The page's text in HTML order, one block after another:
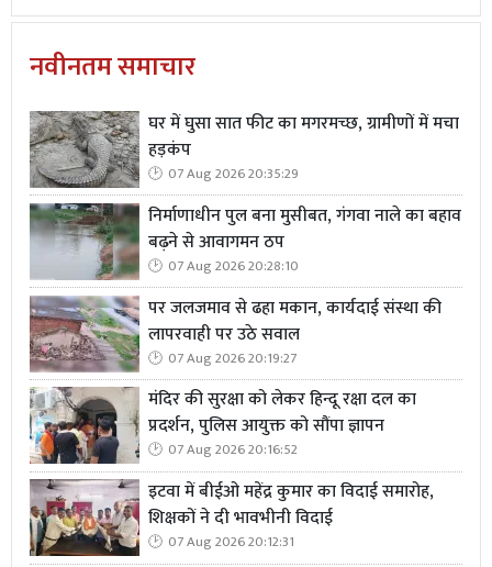
नवीनतम समाचार
घर में घुसा सात फीट का मगरमच्छ, ग्रामीणों में मचा
हड़कंप
07 Aug 2026 20:35:29
निर्माणाधीन पुल बना मुसीबत, गंगवा नाले का बहाव
बढ़ने से आवागमन ठप
07 Aug 2026 20:28:10
पर जलजमाव से ढहा मकान, कार्यदाई संस्था की
लापरवाही पर उठे सवाल
07 Aug 2026 20:19:27
मंदिर की सुरक्षा को लेकर हिन्दू रक्षा दल का
प्रदर्शन, पुलिस आयुक्त को सौंपा ज्ञापन
07 Aug 2026 20:16:52
इटवा में बीईओ महेंद्र कुमार का विदाई समारोह,
शिक्षकों ने दी भावभीनी विदाई
07 Aug 2026 20:12:31